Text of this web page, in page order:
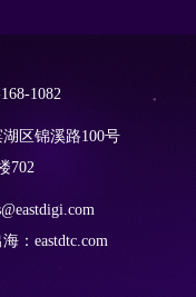
1082
区锦溪路100号
702
： eastdtc.com